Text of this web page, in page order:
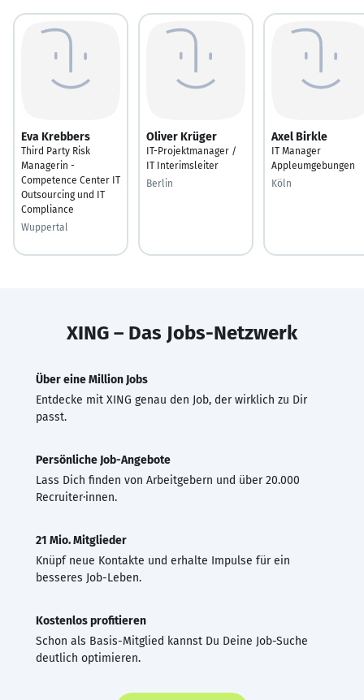
Eva Krebbers
Third Party Risk
Managerin -
Competence Center IT
Outsourcing und IT
Compliance
Wuppertal
Oliver Krüger
IT-Projektmanager /
IT Interimsleiter
Berlin
Axel Birkle
IT Manager
Appleumgebungen
Köln
XING – Das Jobs-Netzwerk
Über eine Million Jobs
Entdecke mit XING genau den Job, der wirklich zu Dir
passt.
Persönliche Job-Angebote
Lass Dich finden von Arbeitgebern und über 20.000
Recruiter·innen.
21 Mio. Mitglieder
Knüpf neue Kontakte und erhalte Impulse für ein
besseres Job-Leben.
Kostenlos profitieren
Schon als Basis-Mitglied kannst Du Deine Job-Suche
deutlich optimieren.